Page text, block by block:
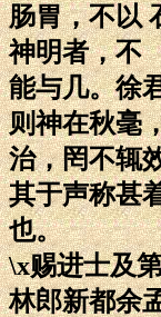
肠胃，不以
神明者，不
能与几。徐
则神在秋毫
治，罔不辄
其于声称甚
也。
\x赐进士及
林郎新都余